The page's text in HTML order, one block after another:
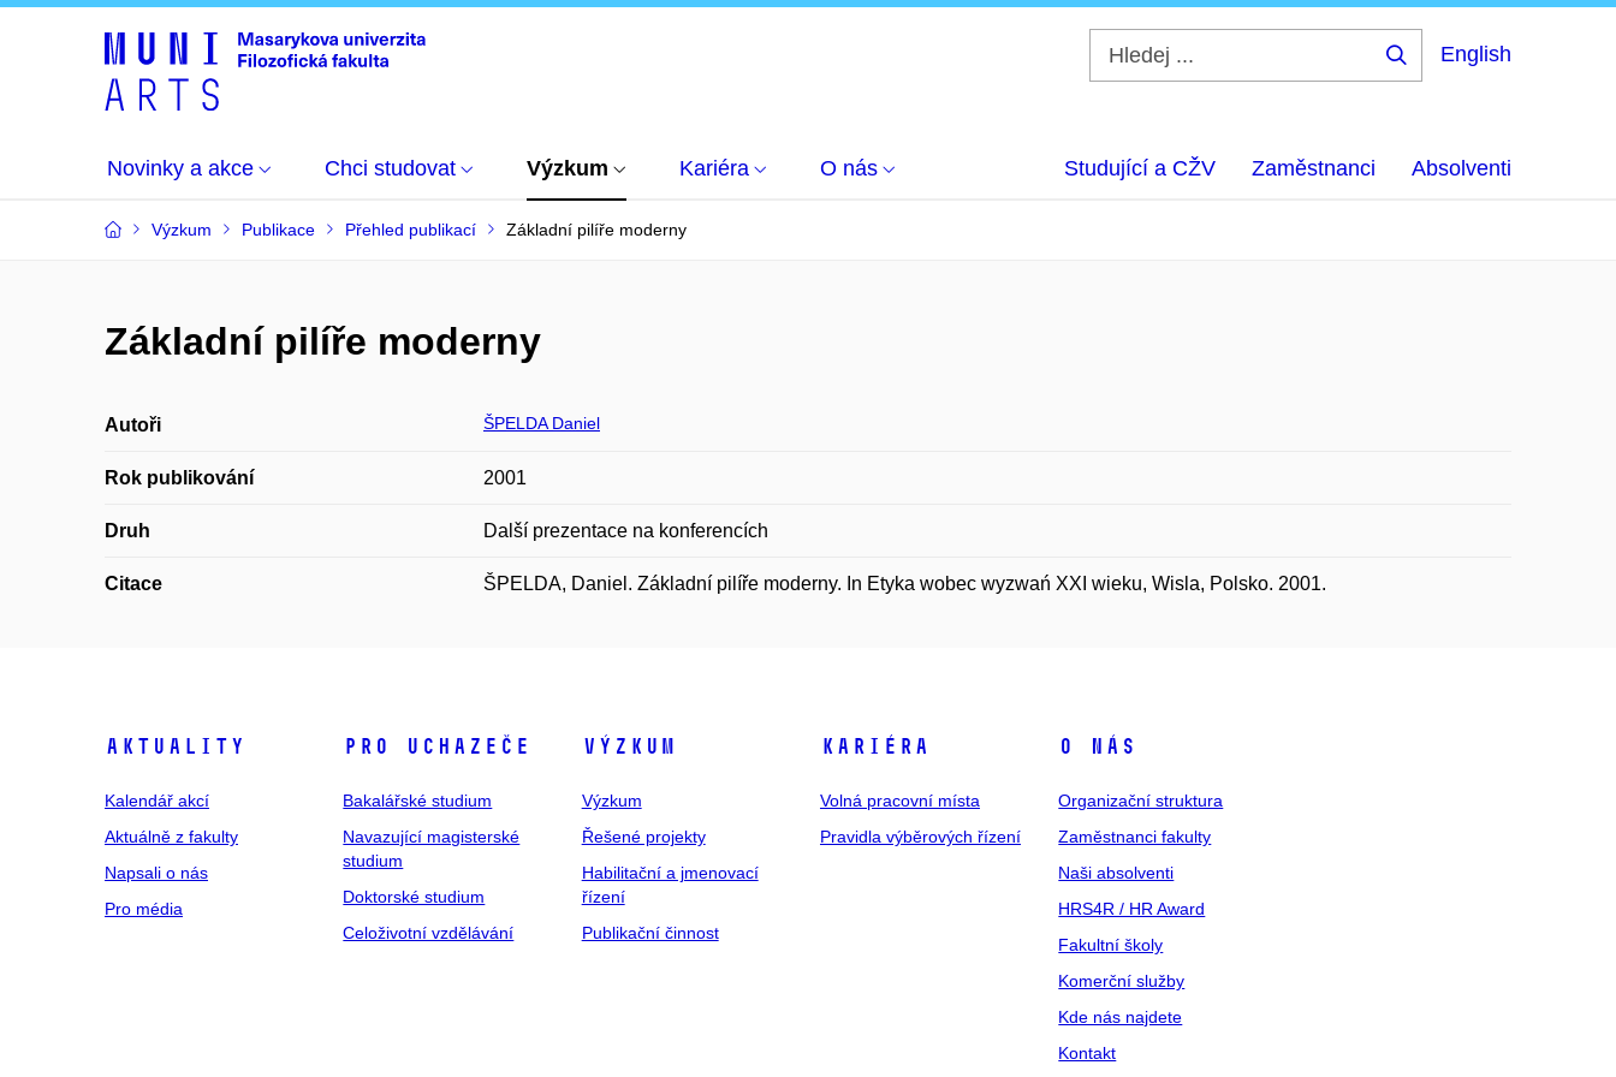
English
Novinky a akce Chci studovat Výzkum Kariéra O nás Studující a CŽV Zaměstnanci Absolventi
Výzkum Publikace Přehled publikací Základní pilíře moderny
Základní pilíře moderny
Autoři ŠPELDA Daniel
Rok publikování 2001
Druh Další prezentace na konferencích
Citace ŠPELDA, Daniel. Základní pilíře moderny. In Etyka wobec wyzwań XXI wieku, Wisla, Polsko. 2001.
Aktuality
Kalendář akcí
Aktuálně z fakulty
Napsali o nás
Pro média
Pro uchazeče
Bakalářské studium
Navazující magisterské
studium
Doktorské studium
Celoživotní vzdělávání
Výzkum
Výzkum
Řešené projekty
Habilitační a jmenovací
řízení
Publikační činnost
Kariéra
Volná pracovní místa
Pravidla výběrových řízení
O nás
Organizační struktura
Zaměstnanci fakulty
Naši absolventi
HRS4R / HR Award
Fakultní školy
Komerční služby
Kde nás najdete
Kontakt